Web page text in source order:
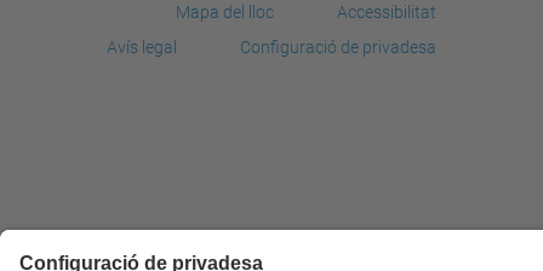
Mapa del lloc
Accessibilitat
Avís legal
Configuració de privadesa